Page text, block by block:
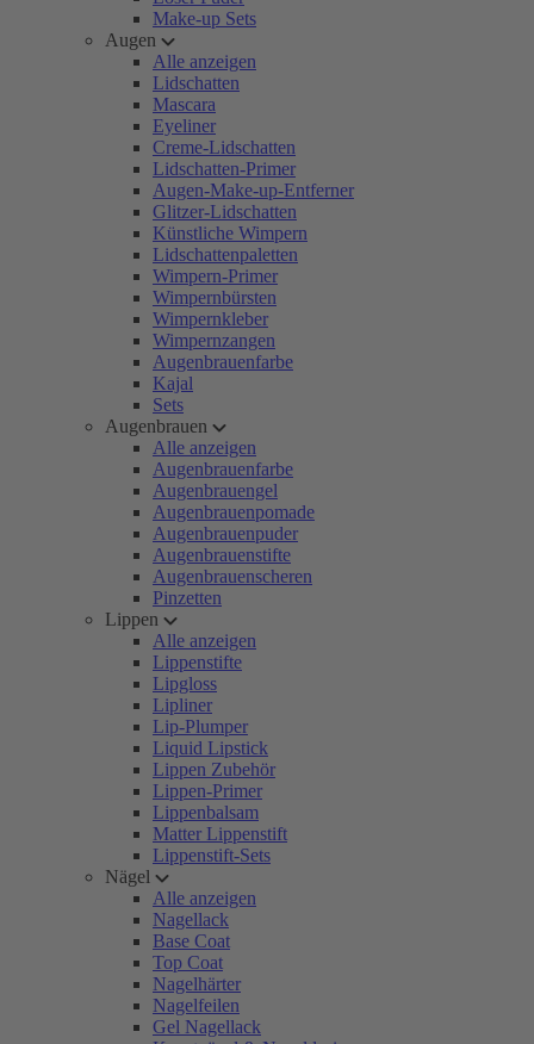
Make-up Sets
Augen
Alle anzeigen
Lidschatten
Mascara
Eyeliner
Creme-Lidschatten
Lidschatten-Primer
Augen-Make-up-Entferner
Glitzer-Lidschatten
Künstliche Wimpern
Lidschattenpaletten
Wimpern-Primer
Wimpernbürsten
Wimpernkleber
Wimpernzangen
Augenbrauenfarbe
Kajal
Sets
Augenbrauen
Alle anzeigen
Augenbrauenfarbe
Augenbrauengel
Augenbrauenpomade
Augenbrauenpuder
Augenbrauenstifte
Augenbrauenscheren
Pinzetten
Lippen
Alle anzeigen
Lippenstifte
Lipgloss
Lipliner
Lip-Plumper
Liquid Lipstick
Lippen Zubehör
Lippen-Primer
Lippenbalsam
Matter Lippenstift
Lippenstift-Sets
Nägel
Alle anzeigen
Nagellack
Base Coat
Top Coat
Nagelhärter
Nagelfeilen
Gel Nagellack